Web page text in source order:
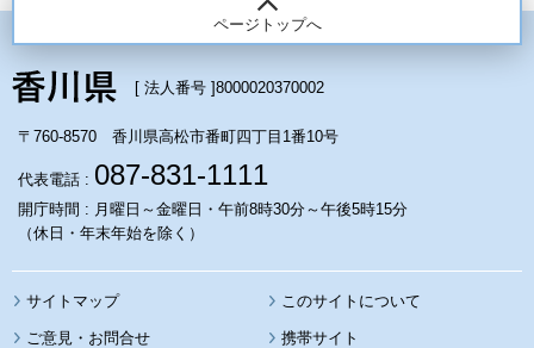
ページトップへ
[ 法人番号 ]8000020370002
〒760-8570 香川県高松市番町四丁目1番10号
代表電話 : 087-831-1111
開庁時間 : 月曜日～金曜日・午前8時30分～午後5時15分
（休日・年末年始を除く）
サイトマップ このサイトについて
携帯サイト